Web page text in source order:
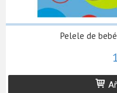
Pelele de